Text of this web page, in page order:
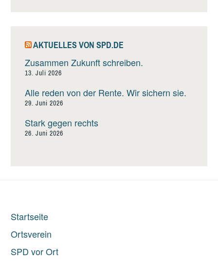
AKTUELLES VON SPD.DE
Zusammen Zukunft schreiben.
13. Juli 2026
Alle reden von der Rente. Wir sichern sie.
29. Juni 2026
Stark gegen rechts
26. Juni 2026
Startseite
Ortsverein
SPD vor Ort